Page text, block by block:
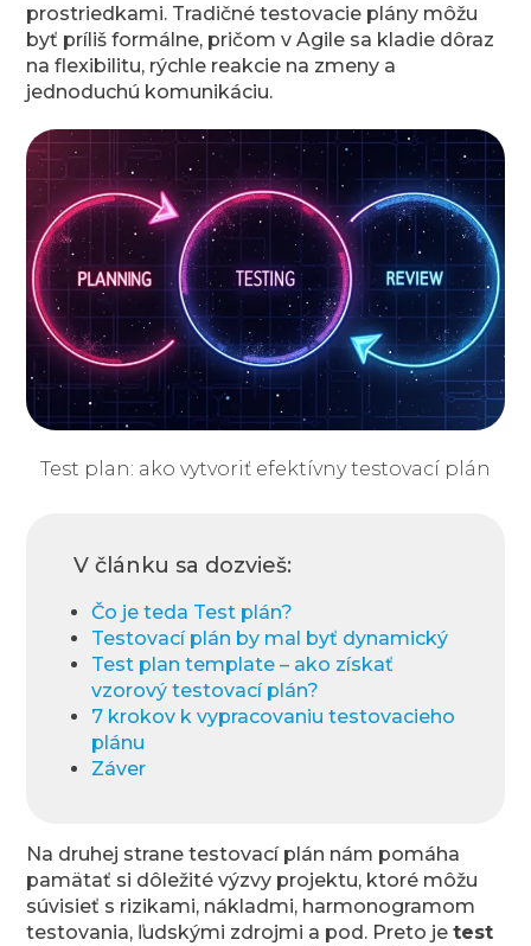
prostriedkami. Tradičné testovacie plány môžu
byť príliš formálne, pričom v Agile sa kladie dôraz
na flexibilitu, rýchle reakcie na zmeny a
jednoduchú komunikáciu.
Test plan: ako vytvoriť efektívny testovací plán
V článku sa dozvieš:
Čo je teda Test plán?
Testovací plán by mal byť dynamický
Test plan template – ako získať
vzorový testovací plán?
7 krokov k vypracovaniu testovacieho
plánu
Záver
Na druhej strane testovací plán nám pomáha
pamätať si dôležité výzvy projektu, ktoré môžu
súvisieť s rizikami, nákladmi, harmonogramom
testovania, ľudskými zdrojmi a pod. Preto jetest